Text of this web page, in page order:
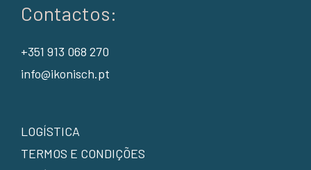
Contactos:
+351 913 068 270
info@ikonisch.pt
LOGÍSTICA
TERMOS E CONDIÇÕES